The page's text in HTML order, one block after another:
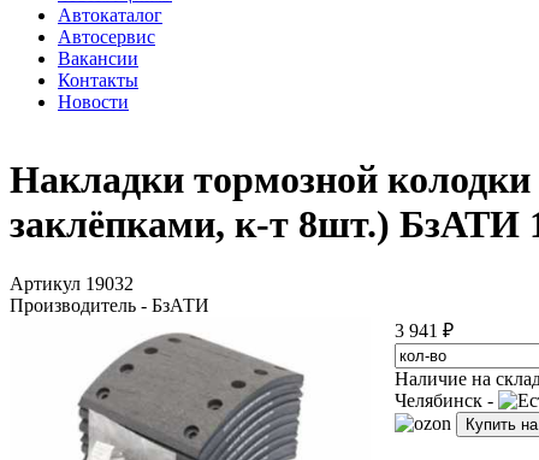
Автокаталог
Автосервис
Вакансии
Контакты
Новости
Накладки тормозной
заклёпками, к-т 8шт.) БзАТИ
Артикул 19032
Производитель - БзАТИ
3 941 ₽
Наличие на
Челябинск -
Купить